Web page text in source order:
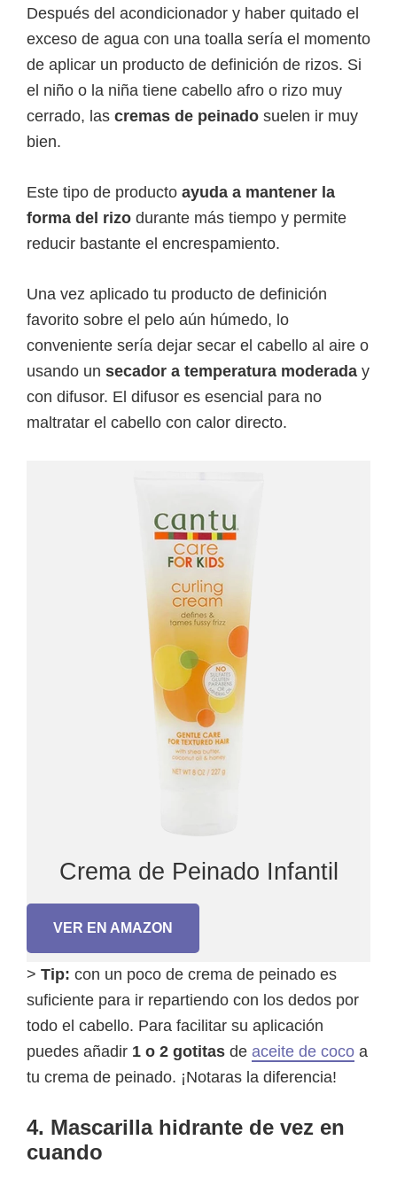
Después del acondicionador y haber quitado el
exceso de agua con una toalla sería el momento
de aplicar un producto de definición de rizos. Si
el niño o la niña tiene cabello afro o rizo muy
cerrado, las cremas de peinado suelen ir muy
bien.
Este tipo de producto ayuda a mantener la
forma del rizo durante más tiempo y permite
reducir bastante el encrespamiento.
Una vez aplicado tu producto de definición
favorito sobre el pelo aún húmedo, lo
conveniente sería dejar secar el cabello al aire o
usando un secador a temperatura moderada y
con difusor. El difusor es esencial para no
maltratar el cabello con calor directo.
Crema de Peinado Infantil
VER EN AMAZON
> Tip: con un poco de crema de peinado es
suficiente para ir repartiendo con los dedos por
todo el cabello. Para facilitar su aplicación
puedes añadir 1 o 2 gotitas de aceite de coco a
tu crema de peinado. ¡Notaras la diferencia!
4. Mascarilla hidrante de vez en
cuando